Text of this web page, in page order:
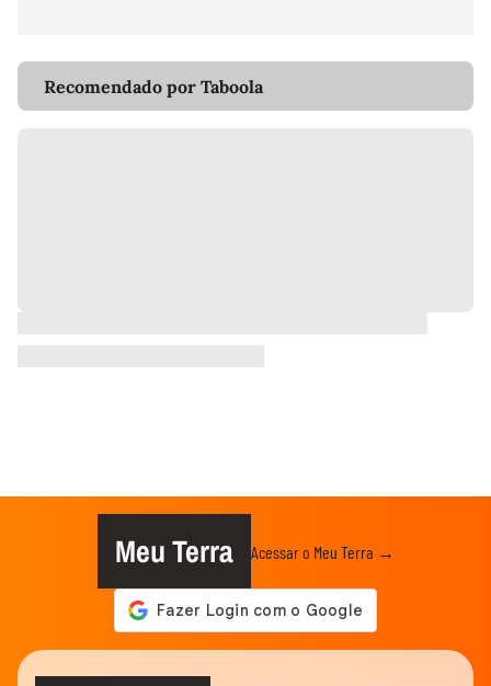
Recomendado por Taboola
Meu Terra Acessar o Meu Terra →